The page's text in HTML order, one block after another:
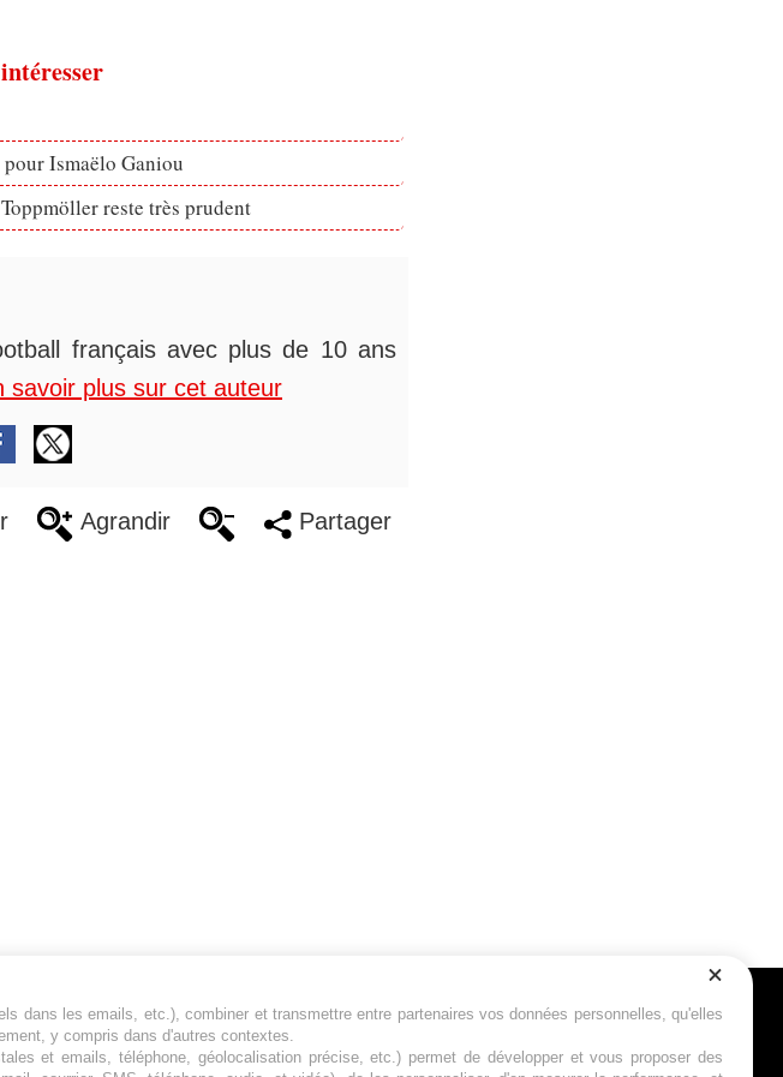
Ismaëlo Ganiou
reste très prudent
français avec plus de 10 ans
savoir plus sur cet auteur
Agrandir Partager
sportif qui traite
de la Ligue 1 et
Suivez-nous
dans les emails, etc.), combiner et transmettre entre partenaires vos données personnelles, qu'elles
y compris dans d'autres contextes.
et emails, téléphone, géolocalisation précise, etc.) permet de développer et vous proposer des